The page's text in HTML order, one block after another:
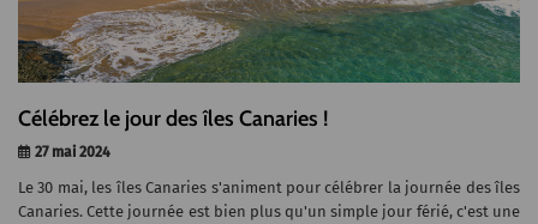
Célébrez le jour des îles Canaries !
27 mai 2024
Le 30 mai, les îles Canaries s'animent pour célébrer la journée des îles
Canaries. Cette journée est bien plus qu'un simple jour férié, c'est une